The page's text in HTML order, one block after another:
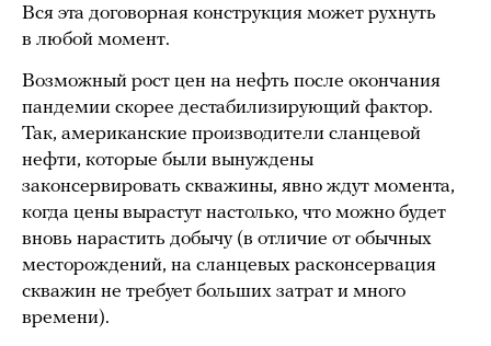
Вся эта договорная конструкция может рухнуть
в любой момент.
Возможный рост цен на нефть после окончания
пандемии скорее дестабилизирующий фактор.
Так, американские производители сланцевой
нефти, которые были вынуждены
законсервировать скважины, явно ждут момента,
когда цены вырастут настолько, что можно будет
вновь нарастить добычу (в отличие от обычных
месторождений, на сланцевых расконсервация
скважин не требует больших затрат и много
времени).